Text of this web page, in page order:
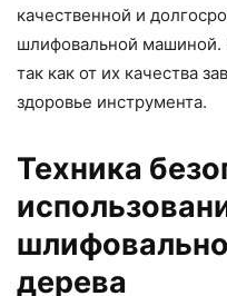
качественной и
шлифовальной машиной.
так как от их качества
здоровье инструмента.
Техника
дерева